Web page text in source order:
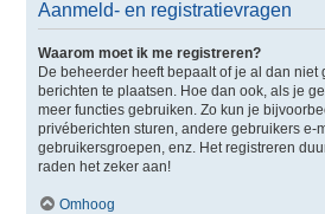
Aanmeld- en registratievragen
Waarom moet ik me registreren?
De beheerder heeft bepaalt of je al dan niet
berichten te plaatsen. Hoe dan ook, als je
meer functies gebruiken. Zo kun je
privéberichten sturen, andere gebruikers e-
gebruikersgroepen, enz. Het registreren
raden het zeker aan!
Omhoog